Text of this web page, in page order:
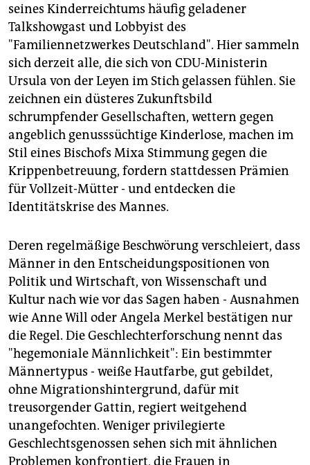
seines Kinderreichtums häufig geladener
Talkshowgast und Lobbyist des
"Familiennetzwerkes Deutschland". Hier sammeln
sich derzeit alle, die sich von CDU-Ministerin
Ursula von der Leyen im Stich gelassen fühlen. Sie
zeichnen ein düsteres Zukunftsbild
schrumpfender Gesellschaften, wettern gegen
angeblich genusssüchtige Kinderlose, machen im
Stil eines Bischofs Mixa Stimmung gegen die
Krippenbetreuung, fordern stattdessen Prämien
für Vollzeit-Mütter - und entdecken die
Identitätskrise des Mannes.
Deren regelmäßige Beschwörung verschleiert, dass
Männer in den Entscheidungspositionen von
Politik und Wirtschaft, von Wissenschaft und
Kultur nach wie vor das Sagen haben - Ausnahmen
wie Anne Will oder Angela Merkel bestätigen nur
die Regel. Die Geschlechterforschung nennt das
"hegemoniale Männlichkeit": Ein bestimmter
Männertypus - weiße Hautfarbe, gut gebildet,
ohne Migrationshintergrund, dafür mit
treusorgender Gattin, regiert weitgehend
unangefochten. Weniger privilegierte
Geschlechtsgenossen sehen sich mit ähnlichen
Problemen konfrontiert, die Frauen in